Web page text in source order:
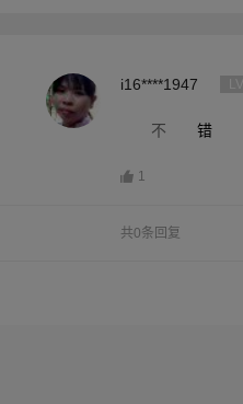
i16****1947
不 错
1
共0条回复